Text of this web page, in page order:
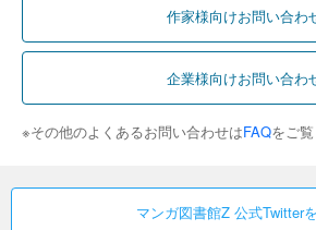
作家様向けお問い合わ
企業様向けお問い合わ
※その他のよくあるお問い合わせはFAQをご覧
マンガ図書館Z 公式Twitter